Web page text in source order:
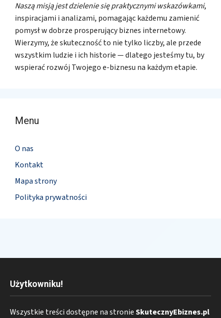
Naszą misją jest dzielenie się praktycznymi wskazówkami,
inspiracjami i analizami, pomagając każdemu zamienić
pomysł w dobrze prosperujący biznes internetowy.
Wierzymy, że skuteczność to nie tylko liczby, ale przede
wszystkim ludzie i ich historie — dlatego jesteśmy tu, by
wspierać rozwój Twojego e-biznesu na każdym etapie.
Menu
O nas
Kontakt
Mapa strony
Polityka prywatności
Użytkowniku!
Wszystkie treści dostępne na stronieSkutecznyEbiznes.pl